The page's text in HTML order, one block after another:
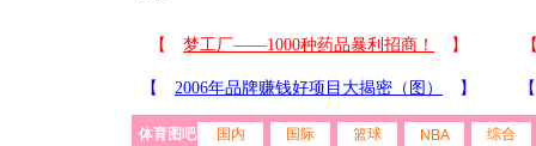
体育图吧 国内 国际 篮球 NBA 综合